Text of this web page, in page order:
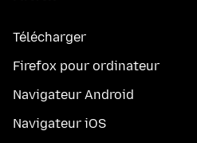
Télécharger
Firefox pour ordinateur
Navigateur Android
Navigateur iOS